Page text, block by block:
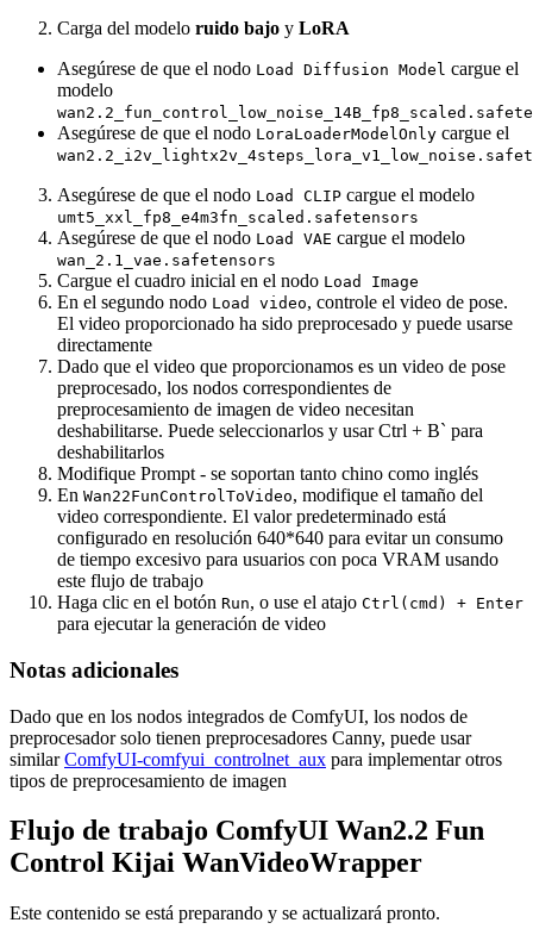
Carga del modelo ruido bajo y LoRA
Asegúrese de que el nodo Load Diffusion Model cargue el
modelo
Asegúrese de que el nodo LoraLoaderModelOnly cargue el
Asegúrese de que el nodo Load CLIP cargue el modelo
umt5_xxl_fp8_e4m3fn_scaled.safetensors
Asegúrese de que el nodo Load VAE cargue el modelo
wan_2.1_vae.safetensors
Cargue el cuadro inicial en el nodo Load Image
En el segundo nodo Load video, controle el video de pose.
El video proporcionado ha sido preprocesado y puede usarse
directamente
Dado que el video que proporcionamos es un video de pose
preprocesado, los nodos correspondientes de
preprocesamiento de imagen de video necesitan
deshabilitarse. Puede seleccionarlos y usar Ctrl + B` para
deshabilitarlos
Modifique Prompt - se soportan tanto chino como inglés
En Wan22FunControlToVideo, modifique el tamaño del
video correspondiente. El valor predeterminado está
configurado en resolución 640*640 para evitar un consumo
de tiempo excesivo para usuarios con poca VRAM usando
este flujo de trabajo
Haga clic en el botón Run, o use el atajo Ctrl(cmd) + Enter
para ejecutar la generación de video
Notas adicionales
Dado que en los nodos integrados de ComfyUI, los nodos de
preprocesador solo tienen preprocesadores Canny, puede usar
similarComfyUI-comfyui_controlnet_aux para implementar otros
tipos de preprocesamiento de imagen
Flujo de trabajo ComfyUI Wan2.2 Fun
Control Kijai WanVideoWrapper
Este contenido se está preparando y se actualizará pronto.